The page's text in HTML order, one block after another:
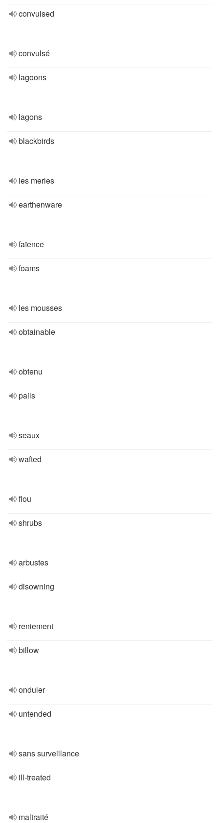
convulsed
convulsé
lagoons
lagons
blackbirds
les merles
earthenware
faïence
foams
les mousses
obtainable
obtenu
pails
seaux
wafted
flou
shrubs
arbustes
disowning
reniement
billow
onduler
untended
sans surveillance
ill-treated
maltraité